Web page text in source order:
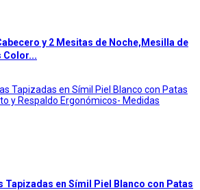
y 2 Mesitas de Noche,Mesilla de
Color...
Tapizadas en Símil Piel Blanco con Patas